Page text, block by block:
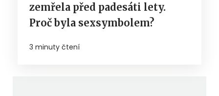
zemřela před padesáti lety.
Proč byla sexsymbolem?
3 minuty čtení